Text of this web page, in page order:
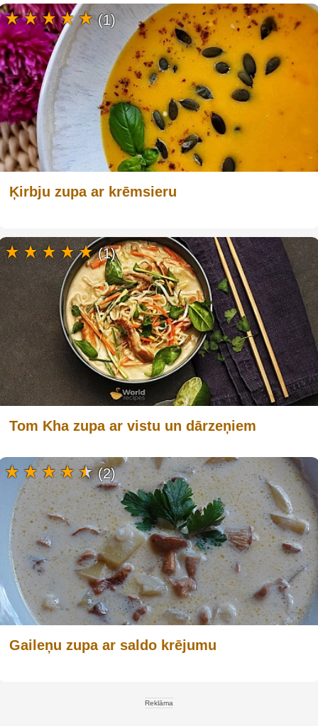
Ķirbju zupa ar krēmsieru
(1)
Tom Kha zupa ar vistu un dārzeņiem
(1)
Gaileņu zupa ar saldo krējumu
(2)
Reklāma